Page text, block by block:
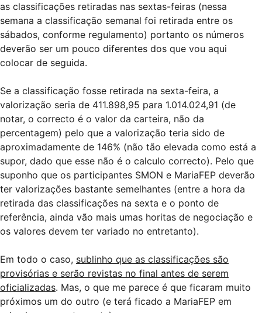
as classificações retiradas nas sextas-feiras (nessa
semana a classificação semanal foi retirada entre os
sábados, conforme regulamento) portanto os números
deverão ser um pouco diferentes dos que vou aqui
colocar de seguida.
Se a classificação fosse retirada na sexta-feira, a
valorização seria de 411.898,95 para 1.014.024,91 (de
notar, o correcto é o valor da carteira, não da
percentagem) pelo que a valorização teria sido de
aproximadamente de 146% (não tão elevada como está a
supor, dado que esse não é o calculo correcto). Pelo que
suponho que os participantes SMON e MariaFEP deverão
ter valorizações bastante semelhantes (entre a hora da
retirada das classificações na sexta e o ponto de
referência, ainda vão mais umas horitas de negociação e
os valores devem ter variado no entretanto).
Em todo o caso, sublinho que as classificações são
provisórias e serão revistas no final antes de serem
oficializadas. Mas, o que me parece é que ficaram muito
próximos um do outro (e terá ficado a MariaFEP em